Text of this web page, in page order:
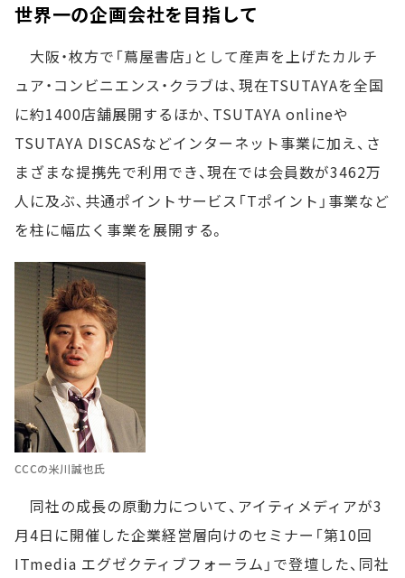
世界一の企画会社を目指して
大阪・枚方で「蔦屋書店」として産声を上げたカルチ
ュア・コンビニエンス・クラブは、現在TSUTAYAを全国
に約1400店舗展開するほか、TSUTAYA onlineや
TSUTAYA DISCASなどインターネット事業に加え、さ
まざまな提携先で利用でき、現在では会員数が3462万
人に及ぶ、共通ポイントサービス「Tポイント」事業など
を柱に幅広く事業を展開する。
CCCの米川誠也氏
同社の成長の原動力について、アイティメディアが3
月4日に開催した企業経営層向けのセミナー「第10回
ITmedia エグゼクティブフォーラム」で登壇した、同社